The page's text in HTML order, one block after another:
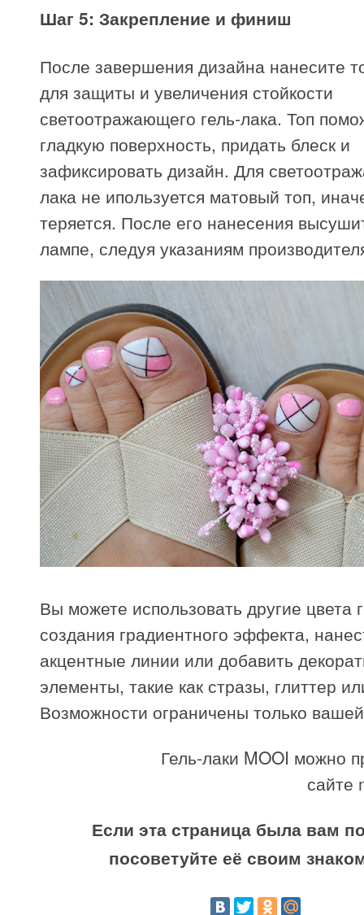
Шаг 5: Закрепление и финиш
После завершения дизайна нанесите
для защиты и увеличения стойкости
светоотражающего гель-лака. Топ
гладкую поверхность, придать блеск и
зафиксировать дизайн. Для
лака не ипользуется матовый топ,
теряется. После его нанесения
лампе, следуя указаниям
Вы можете использовать другие цвета
создания градиентного эффекта,
акцентные линии или добавить
элементы, такие как стразы, глиттер
Возможности ограничены только
Гель-лаки MOOI можно
сайте
Если эта страница была вам
посоветуйте её своим